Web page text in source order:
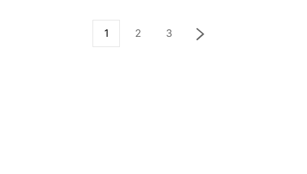
1 2 3